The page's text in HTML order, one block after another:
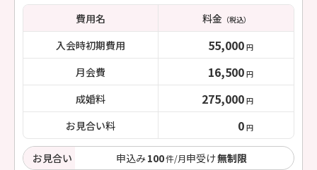
費用名 料金（税込）
入会時初期費用 55,000 円
月会費 16,500 円
成婚料 275,000 円
お見合い料 0 円
お見合い 申込み100件/月申受け無制限